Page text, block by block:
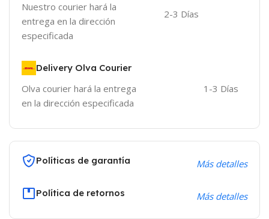
Nuestro courier hará la
entrega en la dirección
especificada
2-3 Días
Delivery Olva Courier
Olva courier hará la entrega
en la dirección especificada
1-3 Días
Políticas de garantía Más detalles
Política de retornos Más detalles